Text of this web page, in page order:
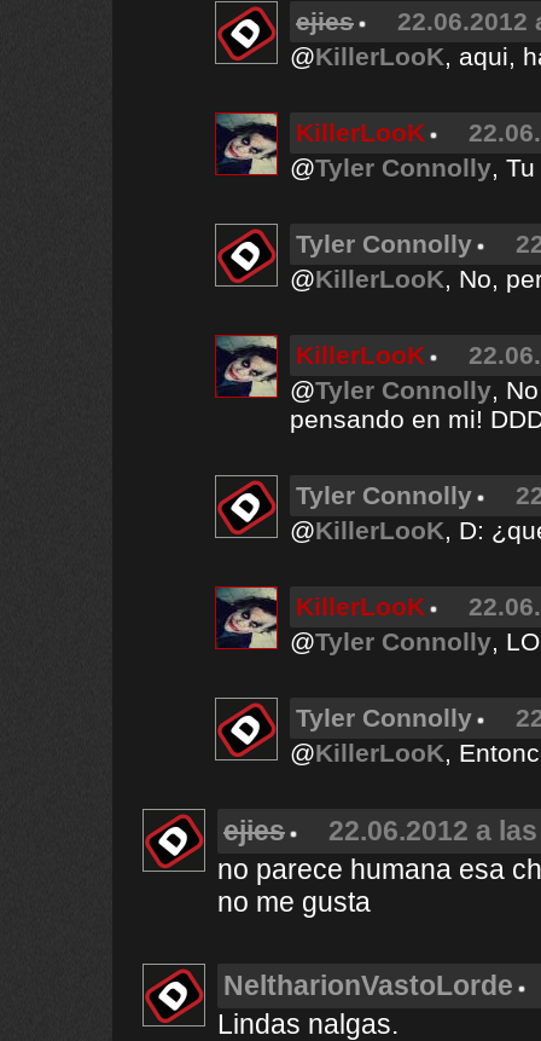
ejies
22.06.2012
@KillerLooK, aqui,
KillerLooK
@Tyler Connolly,
Tyler Connolly
@KillerLooK, No,
KillerLooK
@Tyler Connolly,
pensando en mi!
Tyler Connolly
@KillerLooK, D:
KillerLooK
@Tyler Connolly,
Tyler Connolly
@KillerLooK,
ejies
22.06.2012 a
no parece humana esa
no me gusta
NeltharionVastoLorde
Lindas nalgas.